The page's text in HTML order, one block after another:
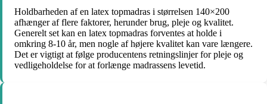
Holdbarheden af en latex topmadras i størrelsen 140×200
afhænger af flere faktorer, herunder brug, pleje og kvalitet.
Generelt set kan en latex topmadras forventes at holde i
omkring 8-10 år, men nogle af højere kvalitet kan vare længere.
Det er vigtigt at følge producentens retningslinjer for pleje og
vedligeholdelse for at forlænge madrassens levetid.